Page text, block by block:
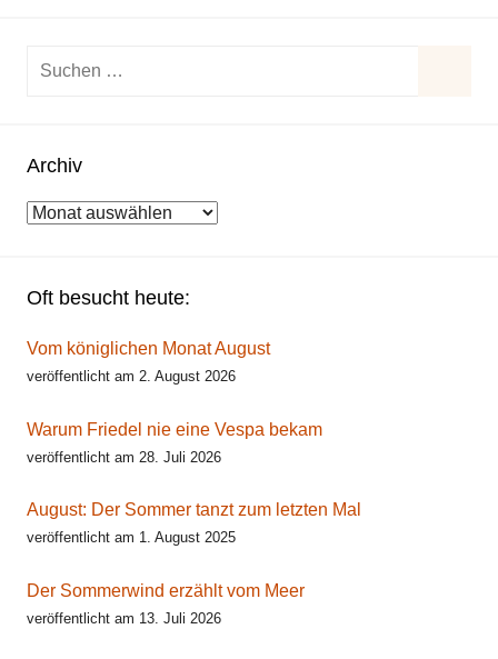
Suchen
Archiv
Archiv
Oft besucht heute:
Vom königlichen Monat August
veröffentlicht am 2. August 2026
Warum Friedel nie eine Vespa bekam
veröffentlicht am 28. Juli 2026
August: Der Sommer tanzt zum letzten Mal
veröffentlicht am 1. August 2025
Der Sommerwind erzählt vom Meer
veröffentlicht am 13. Juli 2026